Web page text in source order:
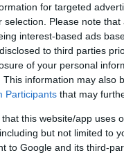
for targeted
selection. Please note
interest-based ads
to third parties
of your personal
This information may also
Participants that may
that this website/app uses
but not limited to
to Google and its third-